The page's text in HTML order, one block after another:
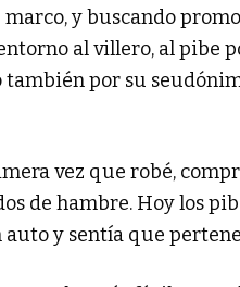
marco, y buscando
al villero, al pibe
también por su
vez que robé,
de hambre. Hoy los
y sentía que